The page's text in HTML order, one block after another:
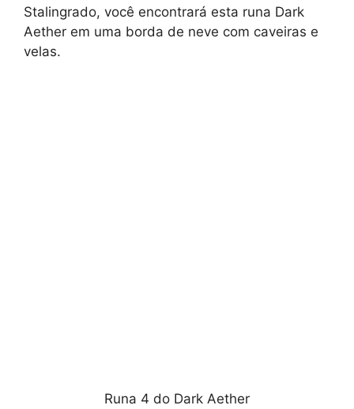
Stalingrado, você encontrará esta runa Dark
Aether em uma borda de neve com caveiras e
velas.
Runa 4 do Dark Aether